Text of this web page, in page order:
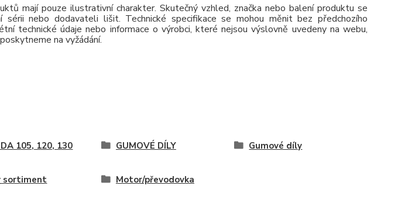
mají pouze ilustrativní charakter. Skutečný vzhled, značka nebo balení produktu se
nebo dodavateli lišit. Technické specifikace se mohou měnit bez předchozího
technické údaje nebo informace o výrobci, které nejsou výslovně uvedeny na webu,
na vyžádání.
105, 120, 130 GUMOVÉ DÍLY Gumové díly
sortiment Motor/převodovka